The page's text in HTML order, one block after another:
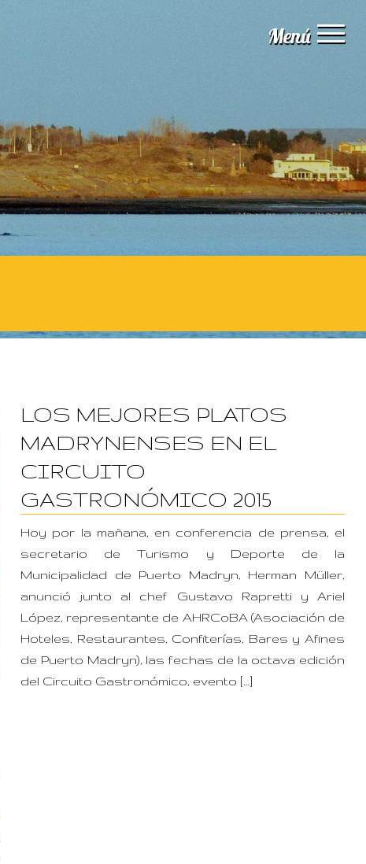
Menú
Institucional
Servicios
Guía digital
Contacto
LOS MEJORES PLATOS
MADRYNENSES EN EL
CIRCUITO
GASTRONÓMICO 2015
Hoy por la mañana, en conferencia de prensa, el
secretario de Turismo y Deporte de la
Municipalidad de Puerto Madryn, Herman Müller,
anunció junto al chef Gustavo Rapretti y Ariel
López, representante de AHRCoBA (Asociación de
Hoteles, Restaurantes, Confiterías, Bares y Afines
de Puerto Madryn), las fechas de la octava edición
del Circuito Gastronómico, evento […]